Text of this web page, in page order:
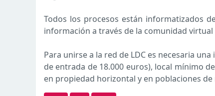
Todos los procesos están informatizados
información a través de la comunidad
Para unirse a la red de LDC es necesaria
de entrada de 18.000 euros), local mínimo
en propiedad horizontal y en poblaciones de